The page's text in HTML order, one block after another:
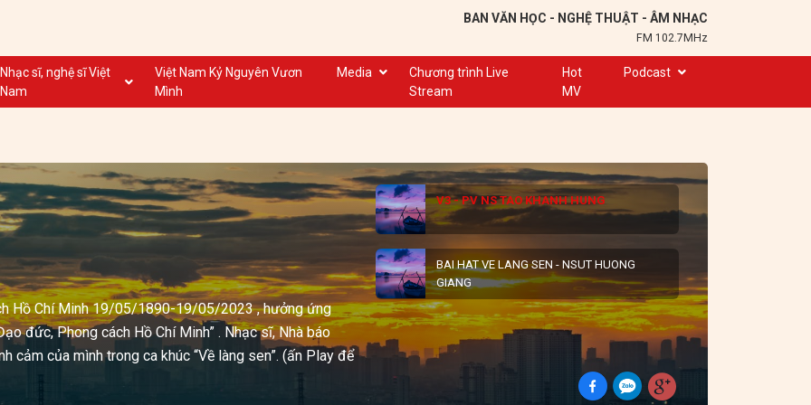
BAN VĂN HỌC - NGHỆ THUẬT - ÂM NHẠC
FM 102.7MHz
Nhạc sĩ, nghệ sĩ Việt
Nam
Nghệ sĩ biểu diễn VN
Nhạc sĩ, nghệ sĩ VOV
Việt Nam Kỷ Nguyên Vươn
Mình
Media
Dân ca
Nước ngoài
Chương trình Live
Stream
Hot
MV
Podcast
Trạm 102,7
Nơi lưu giữ hồn Việt
Đôi bạn văn chương
Hành trình sáng tạo
Kể chuyện và hát ru
Hồ Chí Minh 19/05/1890-19/05/2023 , hưởng ứng
đức, Phong cách Hồ Chí Minh” . Nhạc sĩ, Nhà báo
cảm của mình trong ca khúc “Về làng sen”. (ấn Play để
V3 - PV NS TAO KHANH HUNG
BAI HAT VE LANG SEN - NSUT HUONG
GIANG